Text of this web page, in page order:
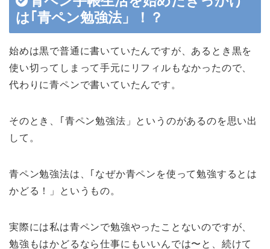
は｢青ペン勉強法」！？
始めは黒で普通に書いていたんですが、あるとき黒を
使い切ってしまって手元にリフィルもなかったので、
代わりに青ペンで書いていたんです。
そのとき、｢青ペン勉強法」というのがあるのを思い出
して。
青ペン勉強法は、｢なぜか青ペンを使って勉強するとは
かどる！」というもの。
実際には私は青ペンで勉強やったことないのですが、
勉強もはかどるなら仕事にもいいんでは〜と、続けて